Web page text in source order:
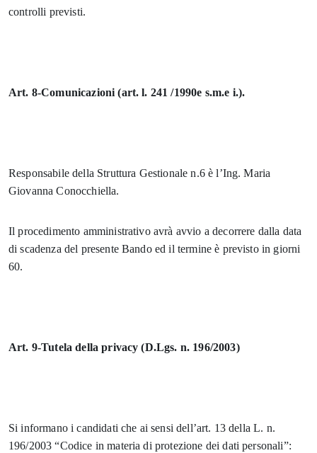
controlli previsti.
Art. 8-Comunicazioni (art. l. 241 /1990e s.m.e i.).
Responsabile della Struttura Gestionale n.6 èl’Ing. Maria
Giovanna Conocchiella.
Il procedimento amministrativo avrà avvio a decorrere dalla data
di scadenza del presente Bando ed il termine è previsto in giorni
60.
Art. 9-Tutela della privacy (D.Lgs. n. 196/2003)
Si informano i candidati che ai sensi dell’art. 13 della L. n.
196/2003 “Codice in materia di protezione dei dati personali”: